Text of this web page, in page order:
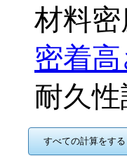
材料
密着高
耐久
すべての計算をする